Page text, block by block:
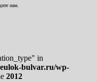
нам.
in
bulvar.ru/wp-
2012